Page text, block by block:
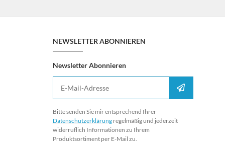
NEWSLETTER ABONNIEREN
Newsletter Abonnieren
Anmelden
Bitte senden Sie mir entsprechend Ihrer
Datenschutzerklärungregelmäßig und jederzeit
widerruflich Informationen zu Ihrem
Produktsortiment per E-Mail zu.